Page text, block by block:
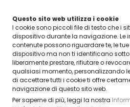
Questo sito web utilizza i cookie
I cookie sono piccoli file di testo che i
dispositivo durante la navigazione. Le
contenute possono riguardare te, le tue
dispositivo ma non ti identificano sotto
liberamente prestare, rifiutare o
qualsiasi momento, personalizzando
di accettare tutti i cookie ti offre
navigazione di questo sito web.
Per saperne di più, leggi la nostra
CLICCA E SCOPRI I
Home IDEE E REGALI PERSONALIZZABILI